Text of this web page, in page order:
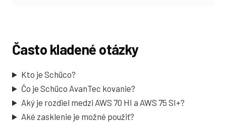
Často kladené otázky
Kto je Schüco?
Čo je Schüco AvanTec kovanie?
Aký je rozdiel medzi AWS 70 HI a AWS 75 SI+?
Aké zasklenie je možné použiť?